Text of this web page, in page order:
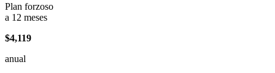
Plan forzoso
a 12 meses
$4,119
anual